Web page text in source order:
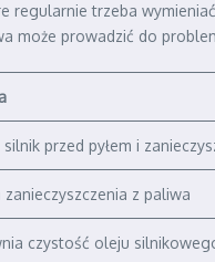
regularnie trzeba
może prowadzić do
silnik przed pyłem i
zanieczyszczenia z paliwa
czystość oleju